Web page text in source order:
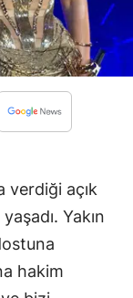
verdiği açık
Yakın
hakim